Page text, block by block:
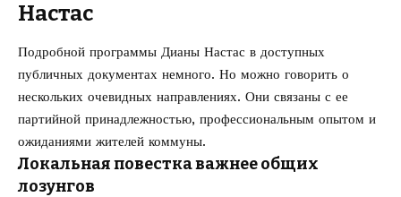
Настас
Подробной программы Дианы Настас в доступных
публичных документах немного. Но можно говорить о
нескольких очевидных направлениях. Они связаны с ее
партийной принадлежностью, профессиональным опытом и
ожиданиями жителей коммуны.
Локальная повестка важнее общих
лозунгов